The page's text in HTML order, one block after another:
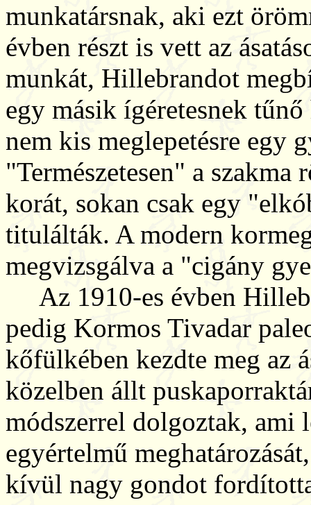
munkatársnak, aki ezt
évben részt is vett az
munkát, Hillebrandot
egy másik ígéretesnek
nem kis meglepetésre egy
"Természetesen" a
korát, sokan csak egy
titulálták. A modern
megvizsgálva a "cigány
Az 1910-es évben
pedig Kormos Tivadar
kőfülkében kezdte meg az
közelben állt
módszerrel dolgoztak, ami
egyértelmű
kívül nagy gondot